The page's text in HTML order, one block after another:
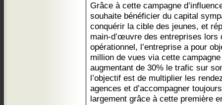
Grâce à cette campagne
souhaite bénéficier du capital
conquérir la cible des jeunes, et
main-d’œuvre des entreprises lors
opérationnel, l’entreprise a pour
million de vues via cette
augmentant de 30% le trafic sur
l’objectif est de multiplier les
agences et d’accompagner
largement grâce à cette première